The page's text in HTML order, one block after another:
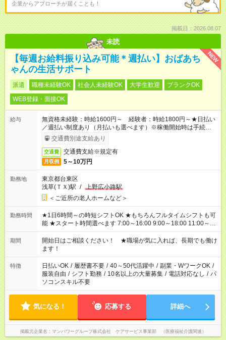
企業からアプローチが届くことも！
掲載日：2026.08.07
未読
NEW
【毎週お給料振り込み可能＊週払い】おばあち
ゃんの生活サポート
派遣 職種未経験OK 社会人未経験OK 大学生歓迎
ブランクOK
WEB登録・面接OK
給与
無資格未経験：時給1600円～ 経験者：時給1800円～★日払い
／週払い制度あり（月払いも選べます）※稼働開始時は手続き完
了次第のお支払いとなります。
交通費別途支給あり
交通費 交通費支給※規定有
月収例 5～10万円
勤務地
東京都台東区
浅草(ＴＸ)駅 / 上野広小路駅
＜ご近所の老人ホームなど＞
勤務時間
★1日6時間～の時短シフトOK ★もちろんフルタイムシフトも可
能 ★スタート時間選べます 7:00～16:00 9:00～18:00 11:00～
20:00 など 残業なし！ ※Wワークの場合、他のお仕事と合わせ
週40時間超の就業はご案内できません ※法令に基づき、週20時
間以上勤務は社会保険への加入対象となります ※労働者派遣法
（日雇い派遣の原則禁止）により、短時間・短期間の就業はご
案内が難しい場合があります
期間
開始日はご相談ください！ ★職場が気に入れば、長期でも働け
ます！
特徴 日払いOK / 履歴書不要 / 40～50代活躍中 / 副業・WワークOK /
服装自由 / シフト勤務 / 10名以上の大量募集 / 電話対応なし / パ
ソコンスキル不要
気になる！ 応募する 詳細へ
掲載元企業名 マンパワーグループ株式会社 ケアサービス事業部 （医療福祉介護関連）